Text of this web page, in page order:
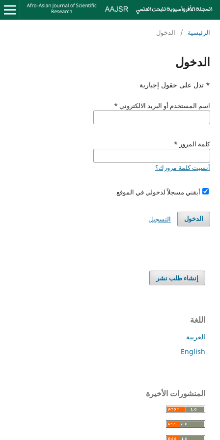
الرئيسية / الدخول
الدخول
* تدل على حقول إجبارية
اسم المستخدم أو البريد الالكتروني *
كلمة المرور *
أنسيت كلمة مرورك؟
أبقني مسجلاً لدخولي في الموقع
الدخول التسجيل
إنشاء طلب نشر
اللغة
العربية
English
المنشورات الأخيرة